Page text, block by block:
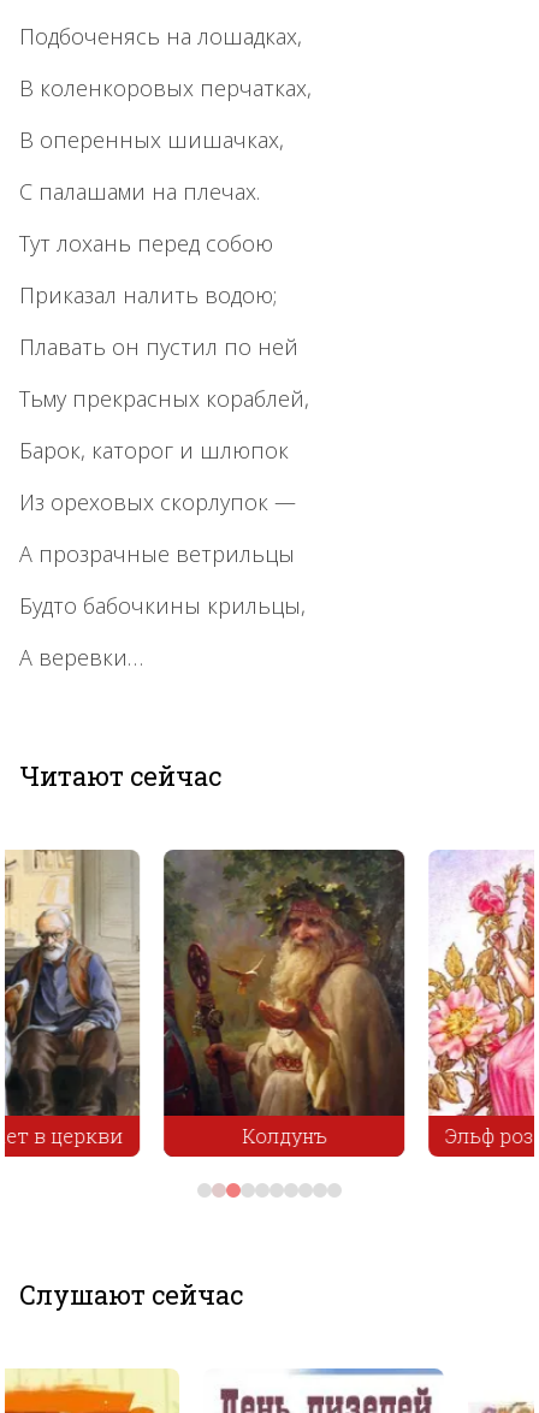
Подбоченясь на лошадках,
В коленкоровых перчатках,
В оперенных шишачках,
С палашами на плечах.
Тут лохань перед собою
Приказал налить водою;
Плавать он пустил по ней
Тьму прекрасных кораблей,
Барок, каторог и шлюпок
Из ореховых скорлупок —
А прозрачные ветрильцы
Будто бабочкины крильцы,
А веревки…
Читают сейчас
Колдунъ Эльф розового куста
Слушают сейчас